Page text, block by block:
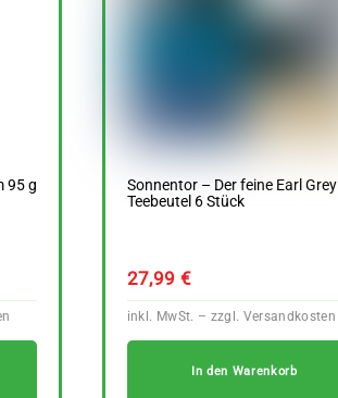
95 g
Sonnentor – Der feine Earl Grey
Teebeutel 6 Stück
27,99 €
In den Warenkorb